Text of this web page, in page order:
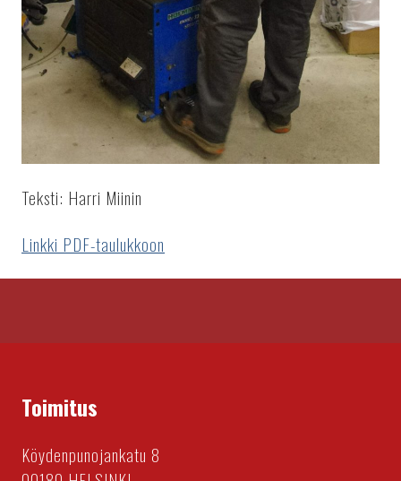
Teksti: Harri Miinin
Linkki PDF-taulukkoon
Toimitus
Köydenpunojankatu 8